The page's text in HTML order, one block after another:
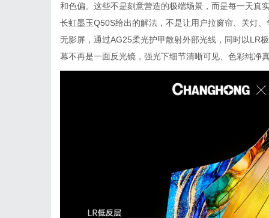
和色偏。这些不是刻意营造的极端场景，而是每一天真
长虹墨玉Q50S给出的解法，不是让用户拉窗帘、关灯
无影屏，通过AG25柔光护甲散射外部光线，同时以
幕不再是一面反光镜，强光下细节清晰可见、色彩纯净